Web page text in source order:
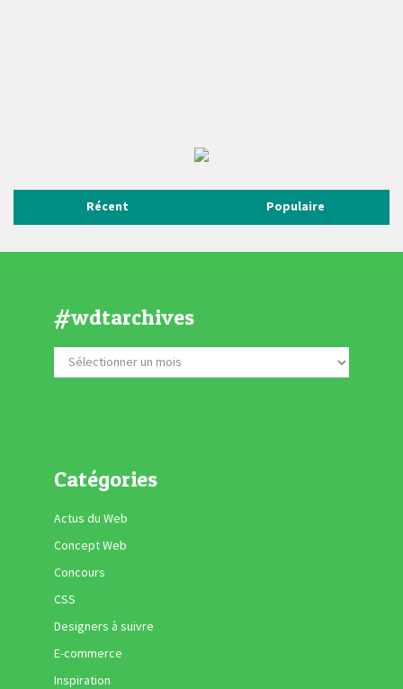
Récent Populaire
#wdtarchives
Catégories
Actus du Web
Concept Web
Concours
CSS
Designers à suivre
E-commerce
Inspiration